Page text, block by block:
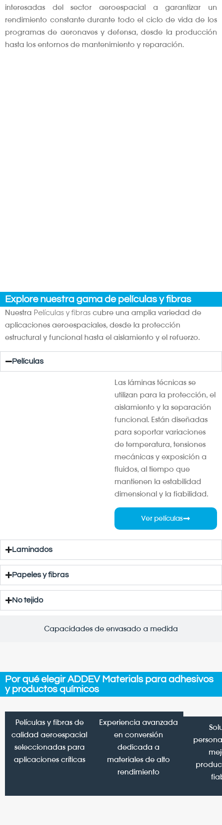
Capacidades de envasado a medida
interesadas del sector aeroespacial a garantizar un
rendimiento constante durante todo el ciclo de vida de los
programas de aeronaves y defensa, desde la producción
hasta los entornos de mantenimiento y reparación.
Explore nuestra gama de películas y fibras
Nuestra Películas y fibras cubre una amplia variedad de
aplicaciones aeroespaciales, desde la protección
estructural y funcional hasta el aislamiento y el refuerzo.
Películas
Las láminas técnicas se
utilizan para la protección, el
aislamiento y la separación
funcional. Están diseñadas
para soportar variaciones
de temperatura, tensiones
mecánicas y exposición a
fluidos, al tiempo que
mantienen la estabilidad
dimensional y la fiabilidad.
Ver películas
Laminados
Papeles y fibras
No tejido
Por qué elegir ADDEV Materials para adhesivos
y productos químicos
Películas y fibras de
calidad aeroespacial
seleccionadas para
aplicaciones críticas
Experiencia avanzada
en conversión
dedicada a
materiales de alto
rendimiento